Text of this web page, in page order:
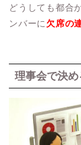
どうしても都合
ンバーに 欠席の
理事会で決め